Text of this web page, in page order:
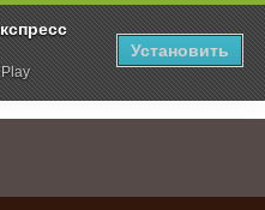
Установить
Праздничные дни в Республике